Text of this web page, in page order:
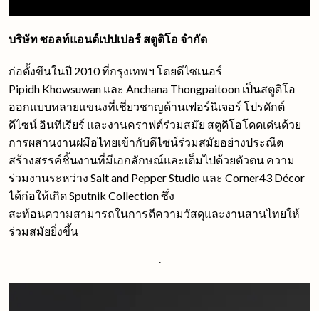
บริษัท ซอลท์แอนด์เปปเปอร์ สตูดิโอ จำกัด
ก่อตั้งขึนในปี 2010 ที่กรุงเทพฯ โดยดีไซเนอร์
Pipidh Khowsuwan และ Anchana Thongpaitoon เป็นสตูดิโอ
ออกแบบหลายแขนงที่เชี่ยวชาญด้านเฟอร์นิเจอร์ โปรดักต์
ดีไซน์ อินทีเรียร์ และงานคราฟต์ร่วมสมัย สตูดิโอโดดเด่นด้วย
การผสานงานฝมือไทยเข้ากับดีไซน์ร่วมสมัยอย่างประณีต
สร้างสรรค์ชิ้นงานที่มีเอกลักษณ์และเต็มไปด้วยตัวตน ความ
ร่วมงานระหว่าง Salt and Pepper Studio และ Corner43 Décor
ได้ก่อให้เกิด Sputnik Collection ซึ่ง
สะท้อนความสามารถในการตีความวัสดุและงานสานไทยให้
ร่วมสมัยยิ่งขึ้น
.